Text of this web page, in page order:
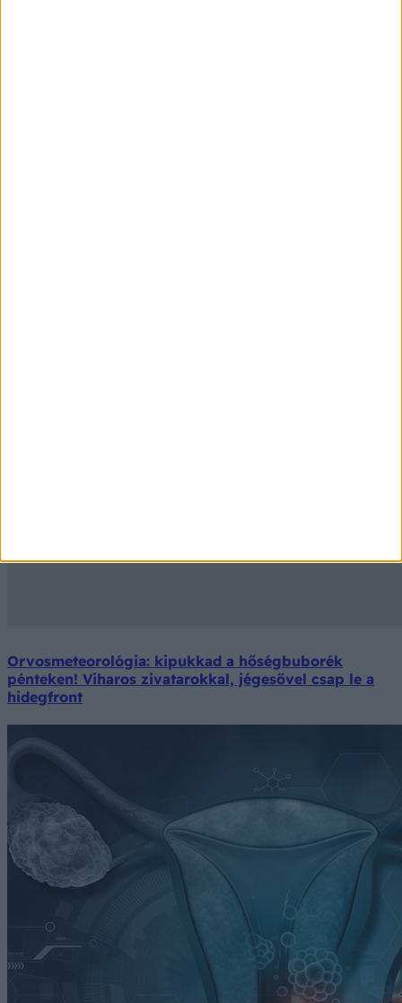
Orvosmeteorológia: kipukkad a hőségbuborék
pénteken! Viharos zivatarokkal, jégesővel csap le a
hidegfront